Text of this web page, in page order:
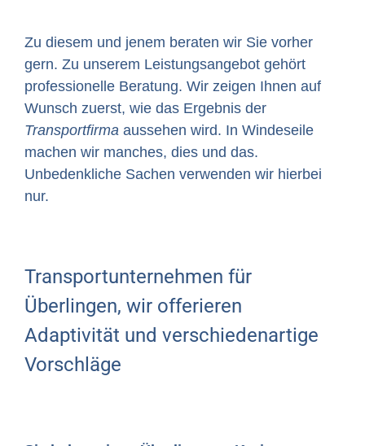
Zu diesem und jenem beraten wir Sie vorher
gern. Zu unserem Leistungsangebot gehört
professionelle Beratung. Wir zeigen Ihnen auf
Wunsch zuerst, wie das Ergebnis der
Transportfirma aussehen wird. In Windeseile
machen wir manches, dies und das.
Unbedenkliche Sachen verwenden wir hierbei
nur.
Transportunternehmen für
Überlingen, wir offerieren
Adaptivität und verschiedenartige
Vorschläge